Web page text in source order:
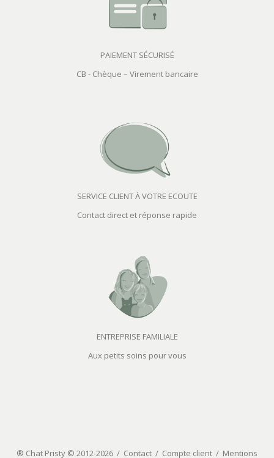
PAIEMENT SÉCURISÉ
CB - Chèque – Virement bancaire
SERVICE CLIENT À VOTRE ECOUTE
Contact direct et réponse rapide
ENTREPRISE FAMILIALE
Aux petits soins pour vous
® Chat Pristy © 2012-2026 / Contact / Compte client / Mentions